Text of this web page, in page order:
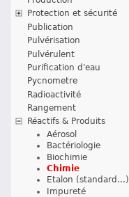
Protection et sécurité
Publication
Pulvérisation
Pulvérulent
Purification d'eau
Pycnometre
Radioactivité
Rangement
Réactifs & Produits
Aérosol
Bactériologie
Biochimie
Chimie
Etalon (standard...)
Impureté